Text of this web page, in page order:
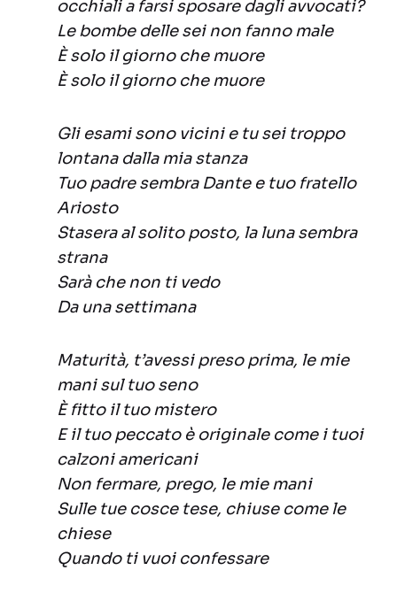
occhiali a farsi sposare dagli avvocati?
Le bombe delle sei non fanno male
È solo il giorno che muore
È solo il giorno che muore
Gli esami sono vicini e tu sei troppo
lontana dalla mia stanza
Tuo padre sembra Dante e tuo fratello
Ariosto
Stasera al solito posto, la luna sembra
strana
Sarà che non ti vedo
Da una settimana
Maturità, t’avessi preso prima, le mie
mani sul tuo seno
È fitto il tuo mistero
E il tuo peccato è originale come i tuoi
calzoni americani
Non fermare, prego, le mie mani
Sulle tue cosce tese, chiuse come le
chiese
Quando ti vuoi confessare